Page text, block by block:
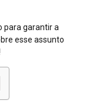
para garantir a
esse assunto